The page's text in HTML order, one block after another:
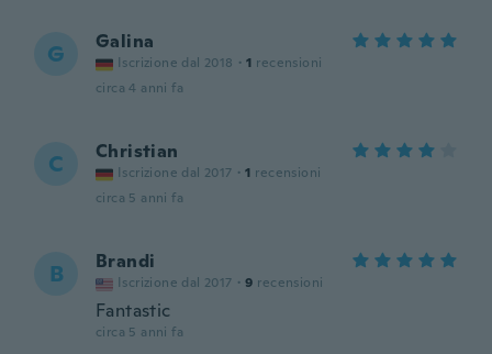
G Galina
Iscrizione dal 2018 · 1 recensioni
circa 4 anni fa
C Christian
Iscrizione dal 2017 · 1 recensioni
circa 5 anni fa
B Brandi
Iscrizione dal 2017 · 9 recensioni
Fantastic
circa 5 anni fa